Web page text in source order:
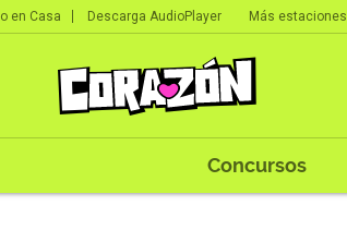
en Casa Descarga AudioPlayer Más estaciones
Concursos